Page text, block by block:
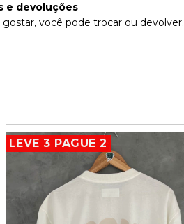
e devoluções
gostar, você pode trocar ou devolver.
LEVE 3 PAGUE 2